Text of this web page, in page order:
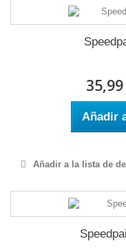
Añadir
Añadir a la lista de